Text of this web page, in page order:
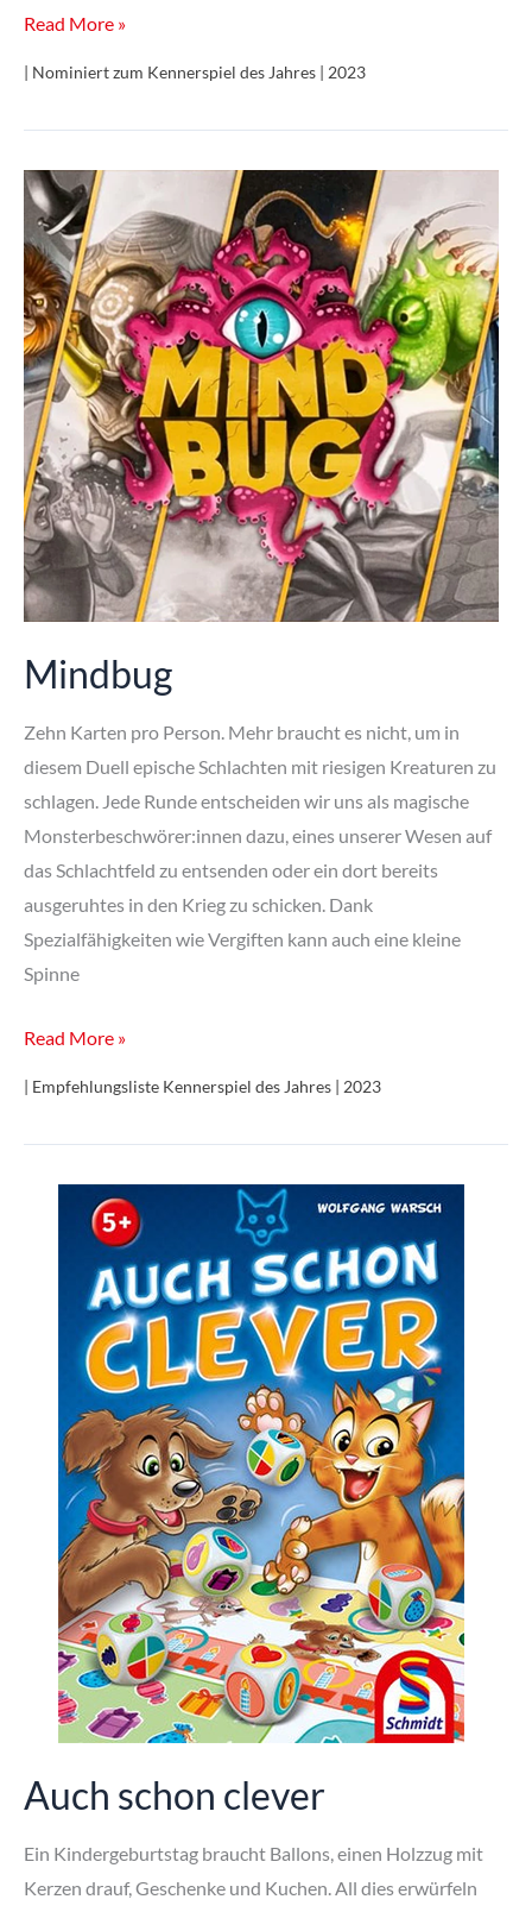
Planet
Read More »
| Nominiert zum Kennerspiel des Jahres | 2023
Mindbug
Zehn Karten pro Person. Mehr braucht es nicht, um in
diesem Duell epische Schlachten mit riesigen Kreaturen zu
schlagen. Jede Runde entscheiden wir uns als magische
Monsterbeschwörer:innen dazu, eines unserer Wesen auf
das Schlachtfeld zu entsenden oder ein dort bereits
ausgeruhtes in den Krieg zu schicken. Dank
Spezialfähigkeiten wie Vergiften kann auch eine kleine
Spinne
Mindbug
Read More »
| Empfehlungsliste Kennerspiel des Jahres | 2023
Auch schon clever
Ein Kindergeburtstag braucht Ballons, einen Holzzug mit
Kerzen drauf, Geschenke und Kuchen. All dies erwürfeln